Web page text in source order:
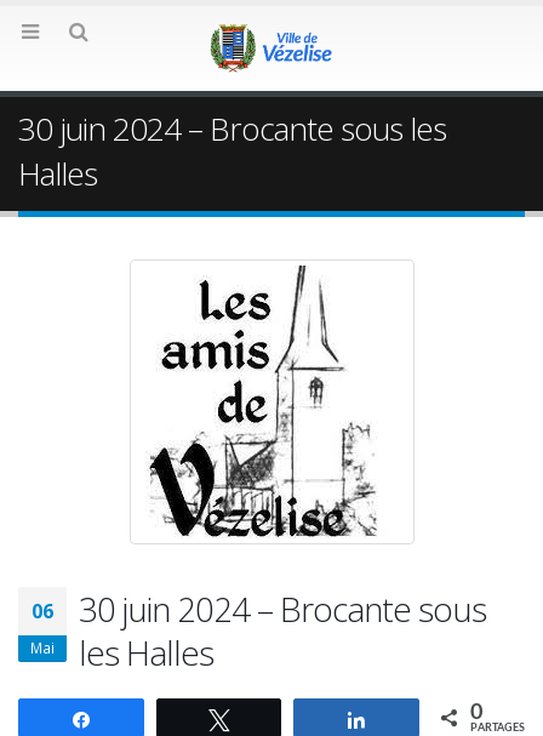
30 juin 2024 – Brocante sous les
Halles
06
Mai
30 juin 2024 – Brocante sous
les Halles
Partagez 0
PARTAGES